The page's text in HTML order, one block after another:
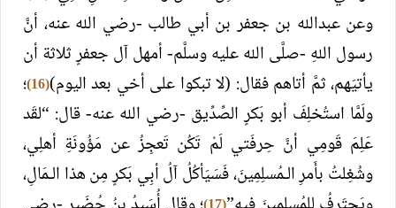
وعن عبدالله بن جعفر بن أبي طالب -رضي الله عنه، أنَّ
رسول اللهِ -صلَّى الله عليه وسلَّم- أمهل آل جعفرٍ ثلاثة أن
يأتيَهم، ثمَّ أتاهم فقال: (لا تبكوا على أخي بعد اليوم)(16)
؛
ولَمَّا استُخلِفَ أبو بَكرٍ الصِّدِّيق -رضي الله عنه- قال: “لقَد
عَلِمَ قَومِي أنَّ حِرفَتي لَمْ تَكُن تَعجِزُ عن مَؤُونَةِ أهلِي،
وشُغِلتُ بأَمرِ الـمُسلِمِينَ، فَسَيَأكُلُ آلُ أبِي بَكرٍ مِن هذا الـمَالِ،
(17)